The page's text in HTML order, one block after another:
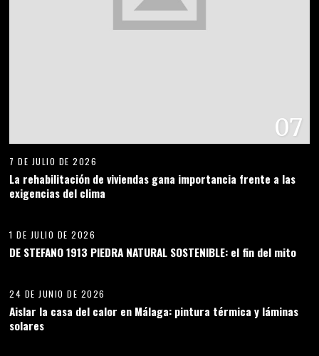
07
7 DE JULIO DE 2026
La rehabilitación de viviendas gana importancia frente a las
exigencias del clima
1 DE JULIO DE 2026
DE STEFANO 1913 PIEDRA NATURAL SOSTENIBLE: el fin del mito
09
24 DE JUNIO DE 2026
Aislar la casa del calor en Málaga: pintura térmica y láminas
solares